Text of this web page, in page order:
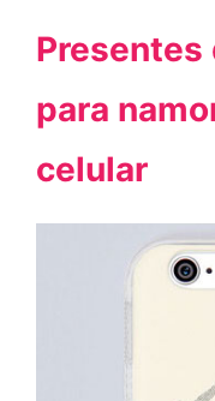
Presentes
para
celular